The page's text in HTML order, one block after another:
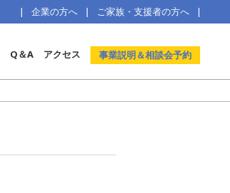
企業の方へ ご家族・支援者の方へ
Q＆A アクセス 事業説明＆相談会予約